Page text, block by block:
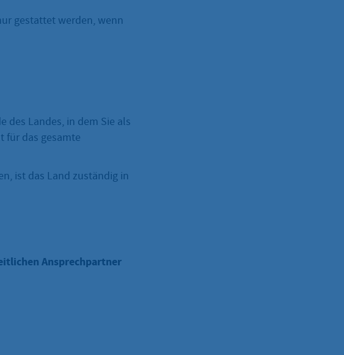
gestattet werden, wenn
des Landes, in dem Sie als
für das gesamte
ist das Land zuständig in
Ansprechpartner